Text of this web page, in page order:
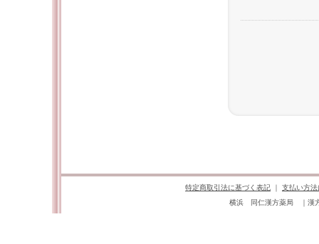
特定商取引法に基づく表記 ｜ 支払い方
横浜 同仁漢方薬局 ｜漢